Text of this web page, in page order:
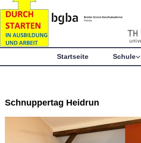
Startseite Schule
Schnuppertag Heidrun